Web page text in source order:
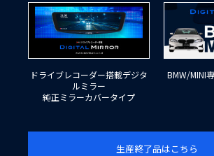
ドライブレコーダー搭載デジタ
ルミラー
純正ミラーカバータイプ
BMW/MINI
生産終了品はこちら